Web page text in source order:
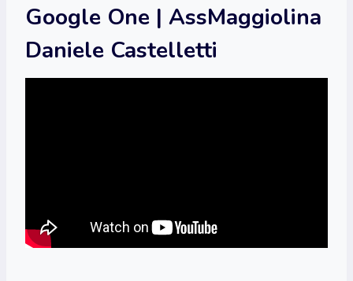
Google One | AssMaggiolina
Daniele Castelletti